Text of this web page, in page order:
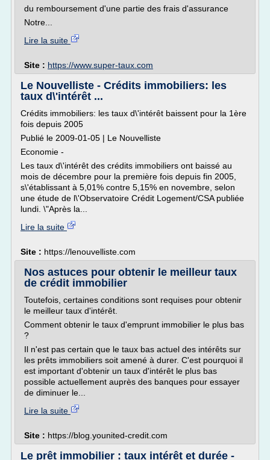
du remboursement d'une partie des frais d'assurance
Notre...
Lire la suite
Site : https://www.super-taux.com
Le Nouvelliste - Crédits immobiliers: les
taux d\'intérêt ...
Crédits immobiliers: les taux d\'intérêt baissent pour la 1ère
fois depuis 2005
Publié le 2009-01-05 | Le Nouvelliste
Economie -
Les taux d\'intérêt des crédits immobiliers ont baissé au
mois de décembre pour la première fois depuis fin 2005,
s\'établissant à 5,01% contre 5,15% en novembre, selon
une étude de l\'Observatoire Crédit Logement/CSA publiée
lundi. \"Après la...
Lire la suite
Site : https://lenouvelliste.com
Nos astuces pour obtenir le meilleur taux
de crédit immobilier
Toutefois, certaines conditions sont requises pour obtenir
le meilleur taux d'intérêt.
Comment obtenir le taux d'emprunt immobilier le plus bas
?
Il n'est pas certain que le taux bas actuel des intérêts sur
les prêts immobiliers soit amené à durer. C'est pourquoi il
est important d'obtenir un taux d'intérêt le plus bas
possible actuellement auprès des banques pour essayer
de diminuer le...
Lire la suite
Site : https://blog.younited-credit.com
Le prêt immobilier : taux intérêt et durée -